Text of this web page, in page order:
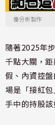
優分析製作
隨著2025年
千點大關，
假、內資控
場是「接紅
手中的持股